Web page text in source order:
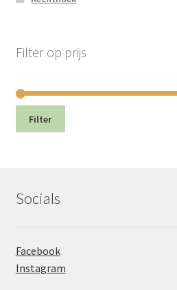
Filter op prijs
Filter
Socials
Facebook
Instagram